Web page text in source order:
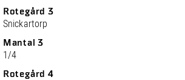
Rotegård 3
Snickartorp
Mantal 3
1/4
Rotegård 4